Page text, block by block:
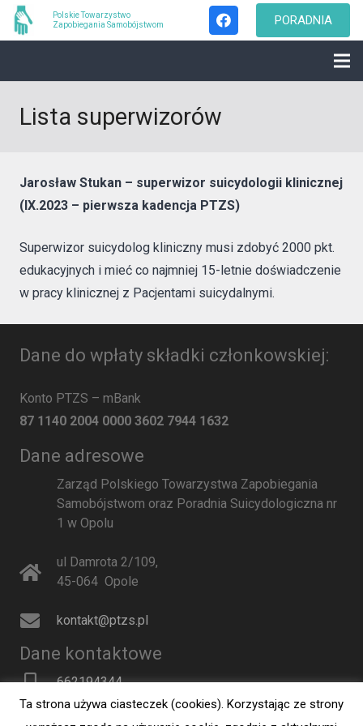
Polskie Towarzystwo
Zapobiegania Samobójstwom
PORADNIA
Lista superwizorów
Jarosław Stukan – superwizor suicydologii klinicznej
(IX.2023 – pierwsza kadencja PTZS)
Superwizor suicydolog kliniczny musi zdobyć 2000 pkt.
edukacyjnych i mieć co najmniej 15-letnie doświadczenie
w pracy klinicznej z Pacjentami suicydalnymi.
Dane do wpłaty składki członkowskiej:
Konto PTZS – mBank
87 1140 2004 0000 3602 7944 1632
Dane adresowe
Zarząd Polskiego Towarzystwa Zapobiegania
Samobójstwom oraz Poradnia Suicydologiczna nr
1 w Opolu
ul Damrota 2/109,
45-064 Opole
kontakt@ptzs.pl
Dane kontaktowe
662194344
Ta strona używa ciasteczek (cookies). Korzystając ze strony